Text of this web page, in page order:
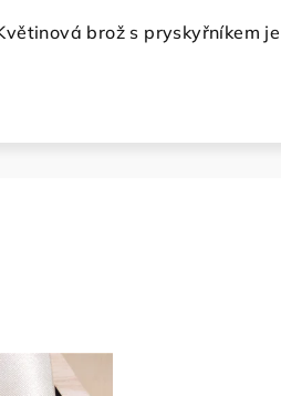
brož s pryskyřníkem